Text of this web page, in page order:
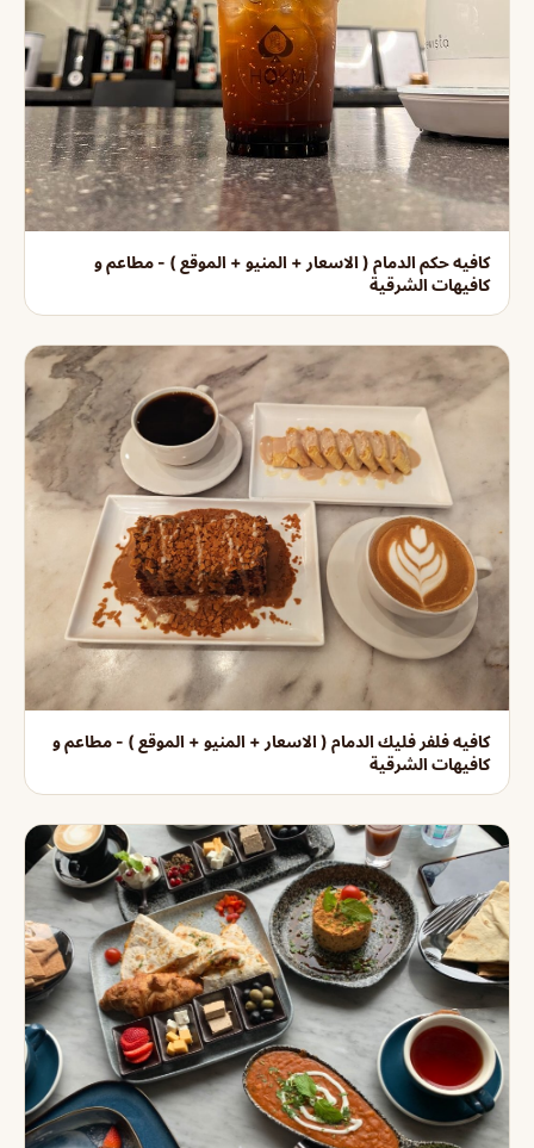
كافيه حكم الدمام ( الاسعار + المنيو + الموقع ) - مطاعم و
كافيهات الشرقية
كافيه فلفر فليك الدمام ( الاسعار + المنيو + الموقع ) - مطاعم و
كافيهات الشرقية